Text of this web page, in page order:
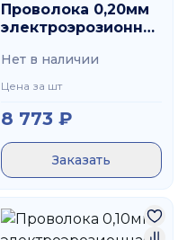
Проволока 0,20мм
электроэрозионная
SEMAT
Нет в наличии
Цена за шт
8 773 ₽
Заказать